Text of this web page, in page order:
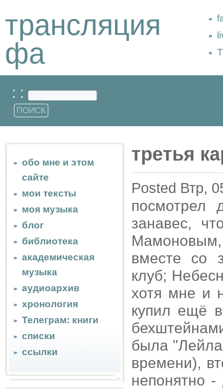
трансляция
фа
: :
обо мне и этом
сайте
мои тексты
моя музыка
блог
библиотека
академическая
музыка
аудиоархив
хронология
Телеграм: книги
списки
ссылки
третья
Posted Втр,
посмотрел
занавес,
вместе со
клуб;
хотя мне и
купил ещё
была
времени),
непонятно